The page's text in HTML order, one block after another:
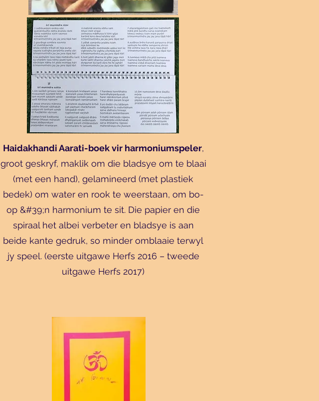
Haidakhandi Aarati-boek vir harmoniumspeler,
groot geskryf, maklik om die bladsye om te blaai
(met een hand), gelamineerd (met plastiek
bedek) om water en rook te weerstaan, om bo-
op &#39;n harmonium te sit. Die papier en die
spiraal het albei verbeter en bladsye is aan
beide kante gedruk, so minder omblaaie terwyl
jy speel. (eerste uitgawe Herfs 2016 – tweede
uitgawe Herfs 2017)